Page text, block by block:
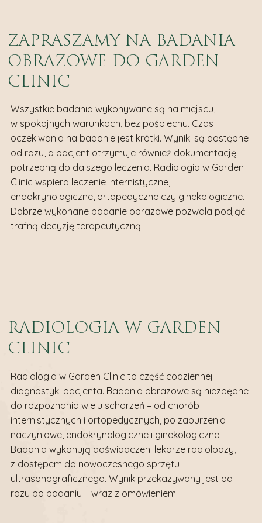
ZAPRASZAMY NA BADANIA
OBRAZOWE DO GARDEN
CLINIC
Wszystkie badania wykonywane są na miejscu,
w spokojnych warunkach, bez pośpiechu. Czas
oczekiwania na badanie jest krótki. Wyniki są dostępne
od razu, a pacjent otrzymuje również dokumentację
potrzebną do dalszego leczenia. Radiologia w Garden
Clinic wspiera leczenie internistyczne,
endokrynologiczne, ortopedyczne czy ginekologiczne.
Dobrze wykonane badanie obrazowe pozwala podjąć
trafną decyzję terapeutyczną.
RADIOLOGIA W GARDEN
CLINIC
Radiologia w Garden Clinic to część codziennej
diagnostyki pacjenta. Badania obrazowe są niezbędne
do rozpoznania wielu schorzeń – od chorób
internistycznych i ortopedycznych, po zaburzenia
naczyniowe, endokrynologiczne i ginekologiczne.
Badania wykonują doświadczeni lekarze radiolodzy,
z dostępem do nowoczesnego sprzętu
ultrasonograficznego. Wynik przekazywany jest od
razu po badaniu – wraz z omówieniem.